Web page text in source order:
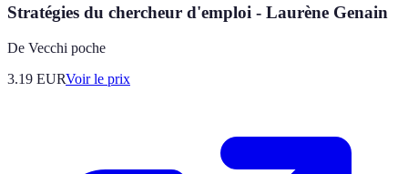
Stratégies du chercheur d'emploi - Laurène Genain
De Vecchi poche
3.19 EURVoir le prix